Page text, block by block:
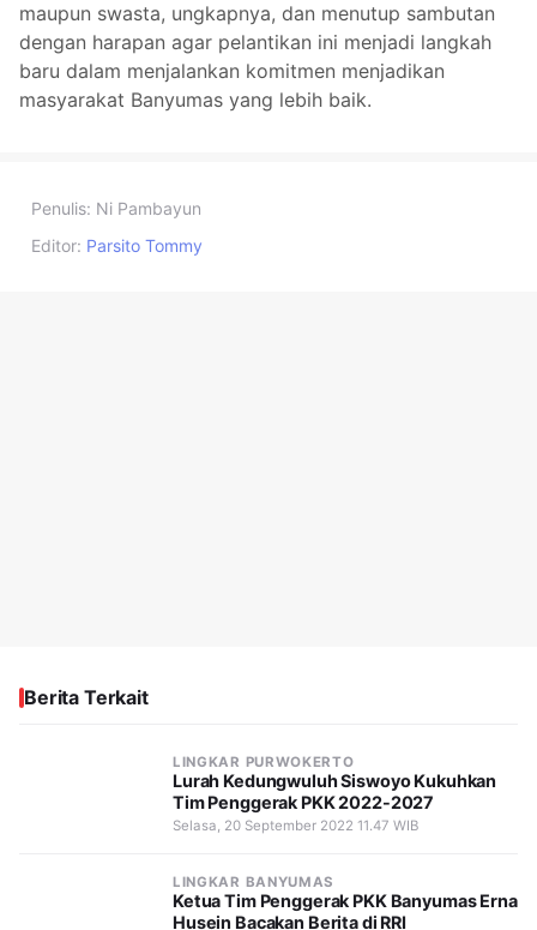
maupun swasta, ungkapnya, dan menutup sambutan
dengan harapan agar pelantikan ini menjadi langkah
baru dalam menjalankan komitmen menjadikan
masyarakat Banyumas yang lebih baik.
Penulis: Ni Pambayun
Editor: Parsito Tommy
Berita Terkait
LINGKAR PURWOKERTO
Lurah Kedungwuluh Siswoyo Kukuhkan
Tim Penggerak PKK 2022-2027
Selasa, 20 September 2022 11.47 WIB
LINGKAR BANYUMAS
Ketua Tim Penggerak PKK Banyumas Erna
Husein Bacakan Berita di RRI